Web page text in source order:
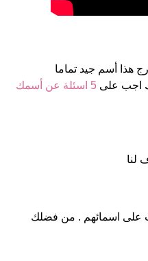
هذا أسم جيد تماما
اجب على 5 اسئلة عن أسمك
لنا